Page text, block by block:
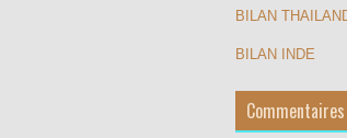
BILAN
BILAN INDE